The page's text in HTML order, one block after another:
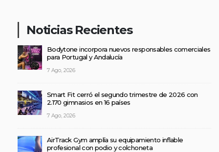
Noticias Recientes
Bodytone incorpora nuevos responsables comerciales
para Portugal y Andalucía
7 Ago, 2026
Smart Fit cerró el segundo trimestre de 2026 con
2.170 gimnasios en 16 países
7 Ago, 2026
AirTrack Gym amplía su equipamiento inflable
profesional con podio y colchoneta